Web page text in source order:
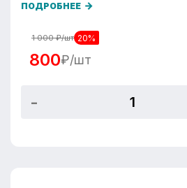
ПОДРОБНЕЕ
1 000 ₽/шт 20%
800₽/шт